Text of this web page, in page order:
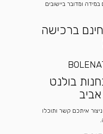
נוספים במידה ומדובר ביישובים
36 ש"ח (חינם ברכישה
בולנט
תהיה מוכנה (עד 24 שעות) ניצור איתכם קשר ותוכלו